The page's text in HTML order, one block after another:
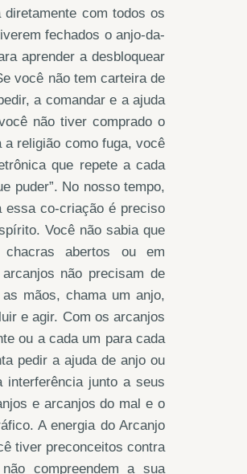
com todos os
fechados o anjo-da-
aprender a desbloquear
você não tem carteira de
a comandar e a ajuda
não tiver comprado o
religião como fuga, você
que repete a cada
puder”. No nosso tempo,
essa co-criação é preciso
Você não sabia que
abertos ou em
não precisam de
mãos, chama um anjo,
e agir. Com os arcanjos
ou a cada um para cada
pedir a ajuda de anjo ou
junto a seus
e arcanjos do mal e o
A energia do Arcanjo
tiver preconceitos contra
compreendem a sua